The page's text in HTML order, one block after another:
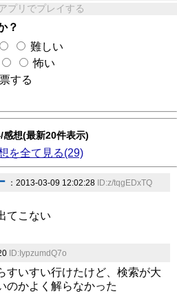
プリでプレイする
？
難しい
怖い
する
感想(最新20件表示)
を全て見る(29)
：2013-03-09 12:02:28 ID:z/tqgEDxTQ
てこない
ID:IypzumdQ7o
すいすい行けたけど、検索が大
のかよく解らなかった